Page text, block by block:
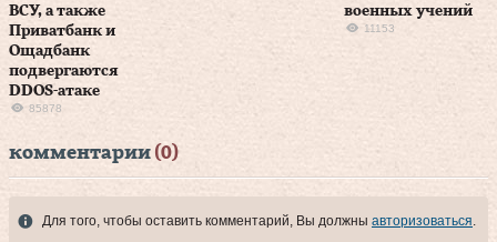
ВСУ, а также
Приватбанк и
Ощадбанк
подвергаются
DDОS-атаке
85878
военных учений
11153
комментарии (0)
Для того, чтобы оставить комментарий, Вы должны авторизоваться